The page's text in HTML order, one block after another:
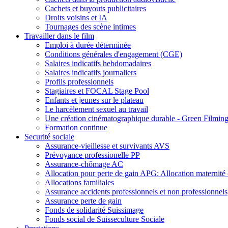
Cachets et buyouts publicitaires
Droits voisins et IA
Tournages des scène intimes
Travailler dans le film
Emploi à durée déterminée
Conditions générales d'engagement (CGE)
Salaires indicatifs hebdomadaires
Salaires indicatifs journaliers
Profils professionnels
Stagiaires et FOCAL Stage Pool
Enfants et jeunes sur le plateau
Le harcèlement sexuel au travail
Une création cinématographique durable - Green Filming
Formation continue
Securité sociale
Assurance-vieillesse et survivants AVS
Prévoyance professionelle PP
Assurance-chômage AC
Allocation pour perte de gain APG: Allocation maternité
Allocations familiales
Assurance accidents professionnels et non professionnels
Assurance perte de gain
Fonds de solidarité Suissimage
Fonds social de Suisseculture Sociale